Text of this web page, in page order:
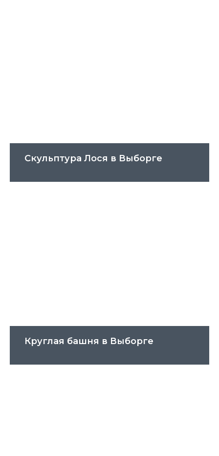
Скульптура Лося в Выборге
Круглая башня в Выборге